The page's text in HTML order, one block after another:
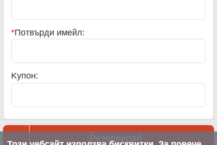
*Потвърди имейл:
Kупон:
Резервирай